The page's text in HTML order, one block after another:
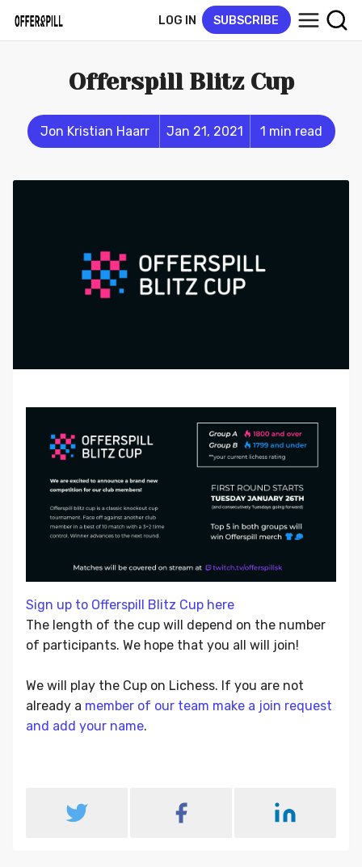
LOG IN SUBSCRIBE
Offerspill Blitz Cup
Jon Kristian Haarr Jan 21, 2021 1 min read
Sign up to Offerspill Blitz Cup here
The length of the cup will depend on the number
of participants. We hope that you all will join!
We will play the Cup on Lichess. If you are not
already a member of our team make a join request
and add your name.